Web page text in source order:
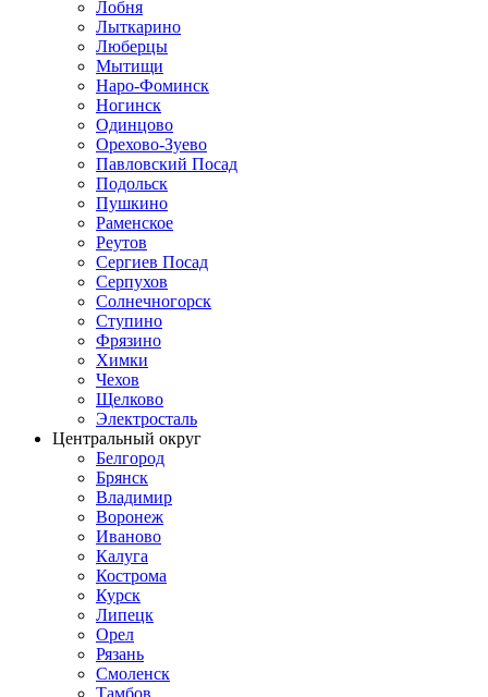
Лобня
Лыткарино
Люберцы
Мытищи
Наро-Фоминск
Ногинск
Одинцово
Орехово-Зуево
Павловский Посад
Подольск
Пушкино
Раменское
Реутов
Сергиев Посад
Серпухов
Солнечногорск
Ступино
Фрязино
Химки
Чехов
Щелково
Электросталь
Центральный округ
Белгород
Брянск
Владимир
Воронеж
Иваново
Калуга
Кострома
Курск
Липецк
Орел
Рязань
Смоленск